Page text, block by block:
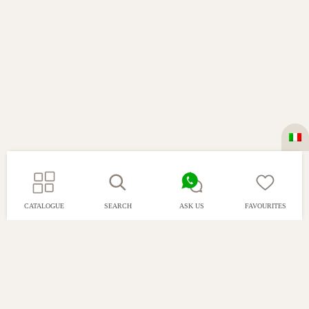
CATALOGUE SEARCH ASK US FAVOURITES